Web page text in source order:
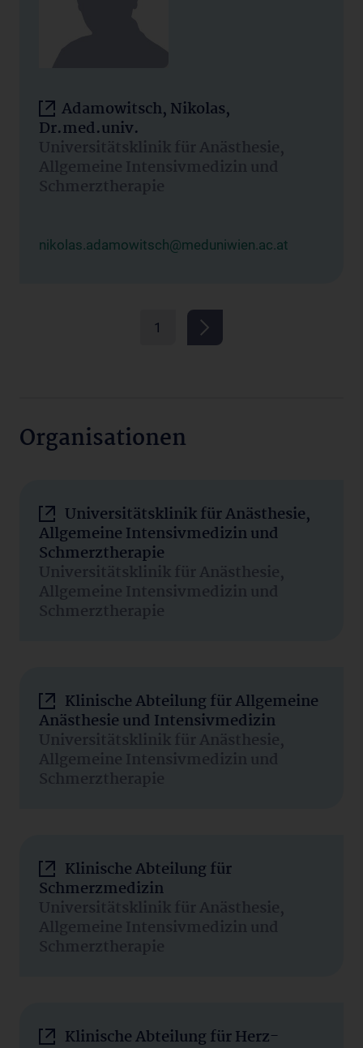
Adamowitsch, Nikolas,
Dr.med.univ.
Universitätsklinik für Anästhesie,
Allgemeine Intensivmedizin und
Schmerztherapie
nikolas.adamowitsch@meduniwien.ac.at
1
Organisationen
Universitätsklinik für Anästhesie,
Allgemeine Intensivmedizin und
Schmerztherapie
Universitätsklinik für Anästhesie,
Allgemeine Intensivmedizin und
Schmerztherapie
Klinische Abteilung für Allgemeine
Anästhesie und Intensivmedizin
Universitätsklinik für Anästhesie,
Allgemeine Intensivmedizin und
Schmerztherapie
Klinische Abteilung für
Schmerzmedizin
Universitätsklinik für Anästhesie,
Allgemeine Intensivmedizin und
Schmerztherapie
Klinische Abteilung für Herz-